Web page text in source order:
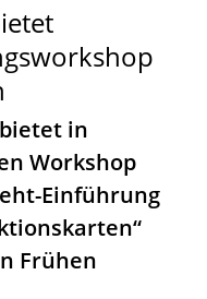
in
Workshop
Einführung
Frühen